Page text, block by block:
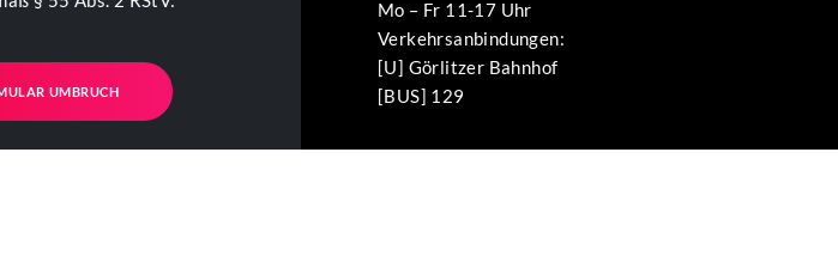
UMBRUCH
Mo – Fr 11-17 Uhr
Verkehrsanbindungen:
[U] Görlitzer Bahnhof
[BUS] 129